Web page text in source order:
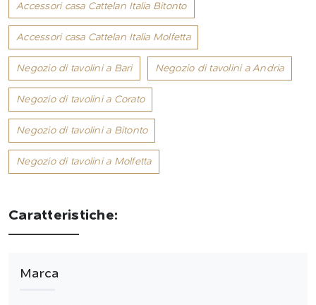
Accessori casa Cattelan Italia Bitonto
Accessori casa Cattelan Italia Molfetta
Negozio di tavolini a Bari Negozio di tavolini a Andria
Negozio di tavolini a Corato
Negozio di tavolini a Bitonto
Negozio di tavolini a Molfetta
Caratteristiche:
Marca